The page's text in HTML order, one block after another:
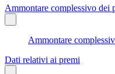
Ammontare complessivo dei
Ammontare
Dati relativi ai premi